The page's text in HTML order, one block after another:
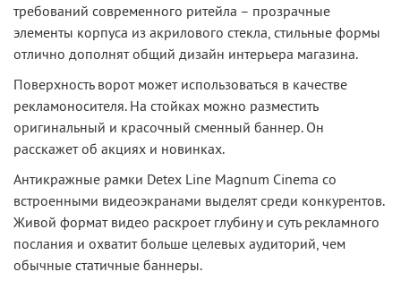
требований современного ритейла – прозрачные
элементы корпуса из акрилового стекла, стильные формы
отлично дополнят общий дизайн интерьера магазина.
Поверхность ворот может использоваться в качестве
рекламоносителя. На стойках можно разместить
оригинальный и красочный сменный баннер. Он
расскажет об акциях и новинках.
Антикражные рамки Detex Line Magnum Cinema со
встроенными видеоэкранами выделят среди конкурентов.
Живой формат видео раскроет глубину и суть рекламного
послания и охватит больше целевых аудиторий, чем
обычные статичные баннеры.